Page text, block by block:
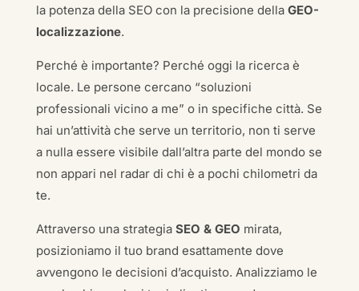
la potenza della SEO con la precisione della GEO-
localizzazione.
Perché è importante? Perché oggi la ricerca è
locale. Le persone cercano “soluzioni
professionali vicino a me” o in specifiche città. Se
hai un’attività che serve un territorio, non ti serve
a nulla essere visibile dall’altra parte del mondo se
non appari nel radar di chi è a pochi chilometri da
te.
Attraverso una strategia SEO & GEO mirata,
posizioniamo il tuo brand esattamente dove
avvengono le decisioni d’acquisto. Analizziamo le